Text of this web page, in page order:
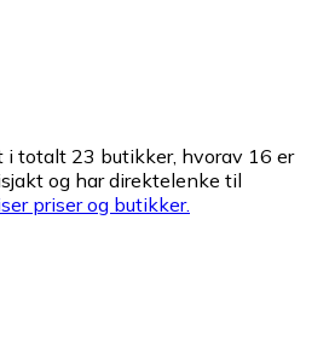
i totalt 23 butikker, hvorav 16 er
og har direktelenke til
priser og butikker.